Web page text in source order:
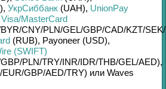
, УкрСиббанк (UAH), UnionPay
Visa/MasterCard
BYR/CNY/PLN/GEL/GBP/CAD/KZT/SEK/
(RUB), Payoneer (USD),
(SWIFT)
GBP/PLN/TRY/INR/IDR/THB/GEL/AED),
EUR/GBP/AED/TRY) или Waves